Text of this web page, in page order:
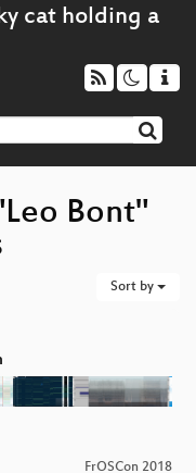
Bont"
Sort by
FrOSCon 2018